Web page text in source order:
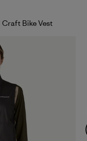
Craft Bike Vest